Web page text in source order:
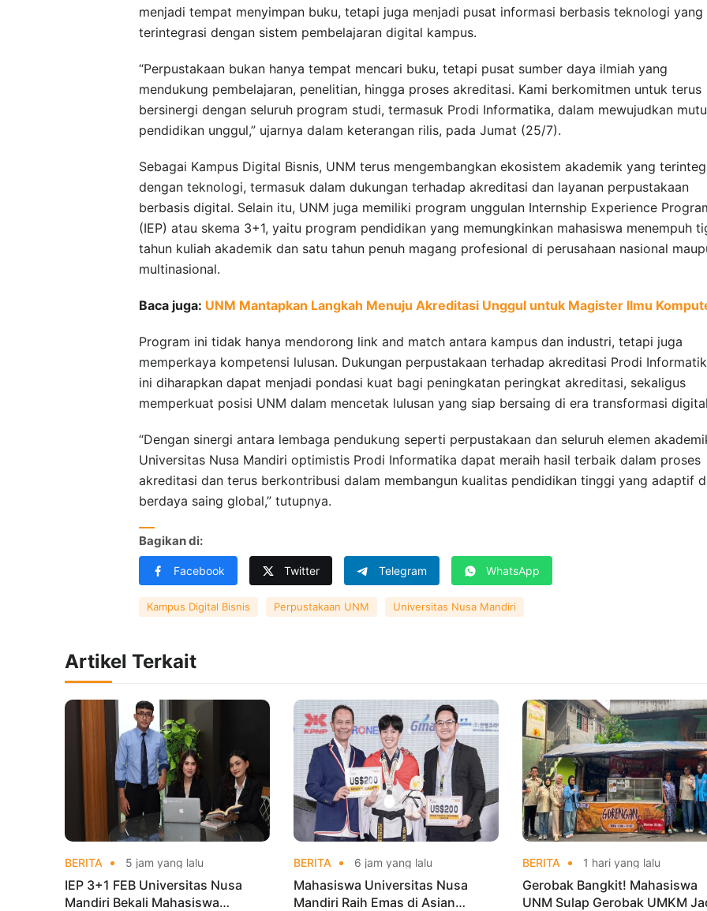
menjadi tempat menyimpan buku, tetapi juga menjadi pusat informasi berbasis teknologi yang
terintegrasi dengan sistem pembelajaran digital kampus.
“Perpustakaan bukan hanya tempat mencari buku, tetapi pusat sumber daya ilmiah yang
mendukung pembelajaran, penelitian, hingga proses akreditasi. Kami berkomitmen untuk terus
bersinergi dengan seluruh program studi, termasuk Prodi Informatika, dalam mewujudkan mutu
pendidikan unggul,” ujarnya dalam keterangan rilis, pada Jumat (25/7).
Sebagai Kampus Digital Bisnis, UNM terus mengembangkan ekosistem akademik yang
dengan teknologi, termasuk dalam dukungan terhadap akreditasi dan layanan perpustakaan
berbasis digital. Selain itu, UNM juga memiliki program unggulan Internship Experience
(IEP) atau skema 3+1, yaitu program pendidikan yang memungkinkan mahasiswa menempuh
tahun kuliah akademik dan satu tahun penuh magang profesional di perusahaan nasional
multinasional.
Baca juga: UNM Mantapkan Langkah Menuju Akreditasi Unggul untuk Magister Ilmu
Program ini tidak hanya mendorong link and match antara kampus dan industri, tetapi juga
memperkaya kompetensi lulusan. Dukungan perpustakaan terhadap akreditasi Prodi
ini diharapkan dapat menjadi pondasi kuat bagi peningkatan peringkat akreditasi, sekaligus
memperkuat posisi UNM dalam mencetak lulusan yang siap bersaing di era transformasi
“Dengan sinergi antara lembaga pendukung seperti perpustakaan dan seluruh elemen
Universitas Nusa Mandiri optimistis Prodi Informatika dapat meraih hasil terbaik dalam proses
akreditasi dan terus berkontribusi dalam membangun kualitas pendidikan tinggi yang adaptif
berdaya saing global,” tutupnya.
Bagikan di:
Facebook Twitter Telegram WhatsApp
Kampus Digital Bisnis Perpustakaan UNM Universitas Nusa Mandiri
Artikel Terkait
BERITA 5 jam yang lalu
IEP 3+1 FEB Universitas Nusa
Mandiri Bekali Mahasiswa
BERITA 6 jam yang lalu
Mahasiswa Universitas Nusa
Mandiri Raih Emas di Asian
BERITA 1 hari yang lalu
Gerobak Bangkit! Mahasiswa
UNM Sulap Gerobak UMKM